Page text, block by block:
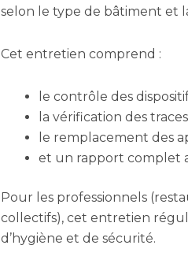
selon le type de bâtiment et
Cet entretien comprend :
le contrôle des
la vérification des
le remplacement des
et un rapport complet
Pour les professionnels
collectifs), cet entretien
d’hygiène et de sécurité.